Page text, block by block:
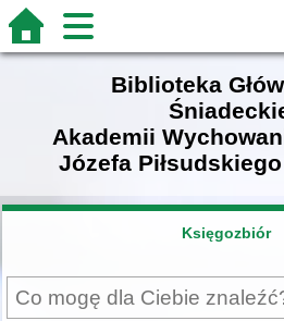
Biblioteka
Akademii
Józefa
Księgozbiór